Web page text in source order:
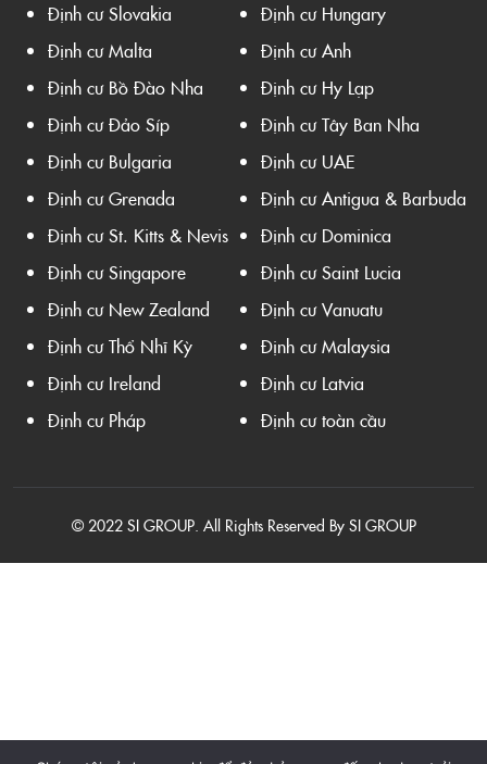
Định cư Slovakia
Định cư Hungary
Định cư Malta
Định cư Anh
Định cư Bồ Đào Nha
Định cư Hy Lạp
Định cư Đảo Síp
Định cư Tây Ban Nha
Định cư Bulgaria
Định cư UAE
Định cư Grenada
Định cư Antigua & Barbuda
Định cư St. Kitts & Nevis
Định cư Dominica
Định cư Singapore
Định cư Saint Lucia
Định cư New Zealand
Định cư Vanuatu
Định cư Thổ Nhĩ Kỳ
Định cư Malaysia
Định cư Ireland
Định cư Latvia
Định cư Pháp
Định cư toàn cầu
© 2022 SI GROUP. All Rights Reserved By SI GROUP